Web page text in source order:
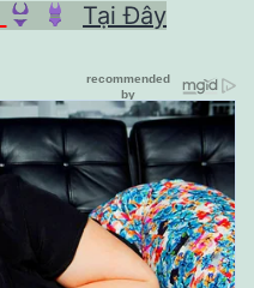
Tại Đây